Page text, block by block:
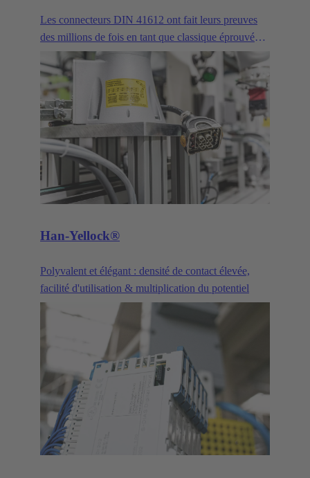
Les connecteurs DIN 41612 ont fait leurs preuves
des millions de fois en tant que classique éprouvé
pour la connexion des cartes de circuits imprimés et
des réseaux de base. Les clients HARTING font
l'éloge de sa robustesse ainsi que des progrès et des
optimisations continus. Nos connecteurs à pion DIN
41612 et leurs variantes sont constamment améliorés
et perfectionnés pour répondre aux exigences de nos
clients. Les trois principales familles de produits de
la série DIN 41612 sont les connecteurs de
puissance, les connecteurs de signaux et les produits
Han-Yellock®
Polyvalent et élégant : densité de contact élevée,
facilité d'utilisation & multiplication du potentiel